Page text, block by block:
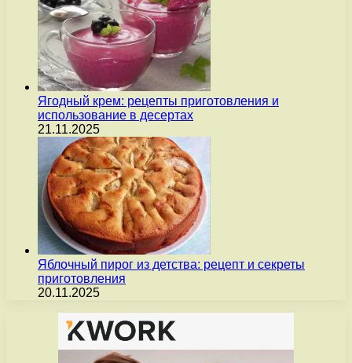
Ягодный крем: рецепты приготовления и
использование в десертах
21.11.2025
Яблочный пирог из детства: рецепт и секреты
приготовления
20.11.2025